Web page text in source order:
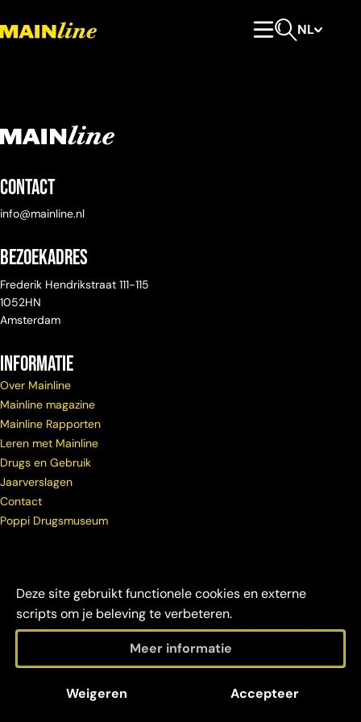
Deze site gebruikt functionele cookies en externe
scripts om je beleving te verbeteren.
Meer informatie
Weigeren Accepteer
NL
Contact
info@mainline.nl
Bezoekadres
Frederik Hendrikstraat 111-115
1052HN
Amsterdam
Informatie
Over Mainline
Mainline magazine
Mainline Rapporten
Leren met Mainline
Drugs en Gebruik
Jaarverslagen
Contact
Poppi Drugsmuseum
Mainline 2026
verantwoordelijkheid
credits